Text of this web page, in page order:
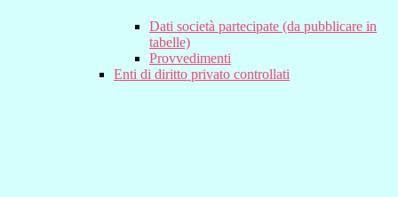
Dati società partecipate (da pubblicare in
tabelle)
Provvedimenti
Enti di diritto privato controllati